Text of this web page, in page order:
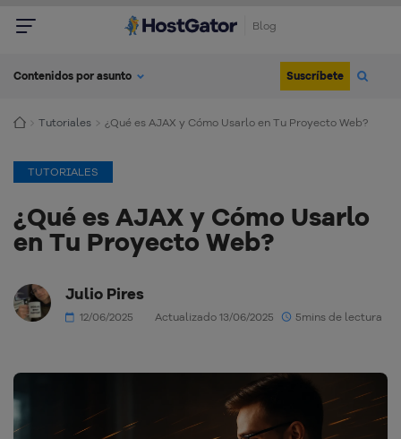
Blog
Contenidos por asunto Suscríbete
Tutoriales ¿Qué es AJAX y Cómo Usarlo en Tu Proyecto Web?
TUTORIALES
¿Qué es AJAX y Cómo Usarlo
en Tu Proyecto Web?
Julio Pires
12/06/2025 Actualizado 13/06/2025 5mins de lectura